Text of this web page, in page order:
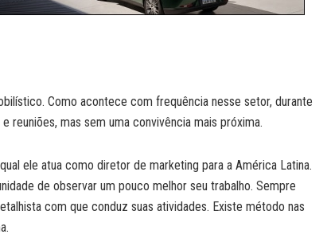
Como acontece com frequência nesse setor, durante
reuniões, mas sem uma convivência mais próxima.
ele atua como diretor de marketing para a América Latina.
de observar um pouco melhor seu trabalho. Sempre
com que conduz suas atividades. Existe método nas